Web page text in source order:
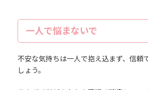
一人で悩まないで
不安な気持ちは一人で抱え込まず、信頼
しょう。